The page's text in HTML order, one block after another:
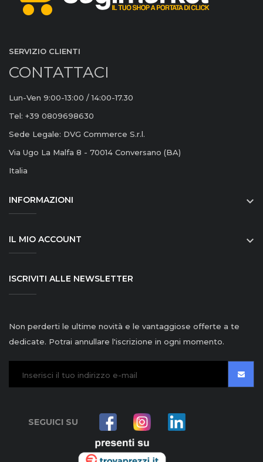
SERVIZIO CLIENTI
CONTATTACI
Lun-Ven 9:00-13:00 / 14:00-17.30
Tel: +39 0809698630
Sede Legale: DVG Commerce S.r.l.
Via Ugo La Malfa 8 - 70014 Conversano (BA)
Italia
INFORMAZIONI 
IL MIO ACCOUNT 
ISCRIVITI ALLE NEWSLETTER
Non perderti le ultime novità e le vantaggiose offerte a te
dedicate. Potrai annullare l'iscrizione in ogni momento.
SEGUICI SU